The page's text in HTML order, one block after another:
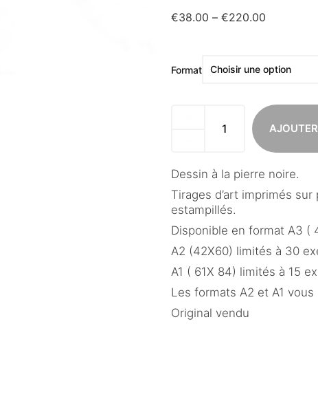
€38.00 – €220.00
Format
Dessin à la pierre noire.
Tirages d’art imprimés
estampillés.
Disponible en format A3 (
A2 (42X60) limités à 30
A1 ( 61X 84) limités à 15
Les formats A2 et A1
Original vendu